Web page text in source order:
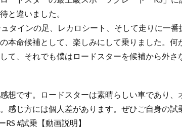
と違いました。
タインの足、レカロシート、そして走りに一
の本命候補として、楽しみにして乗りました。
て、それでも僕はロードスターを候補から外さ
想です。ロードスターは素晴らしい車であり、
感じ方には個人差があります。ぜひご自身の
#試乗【動画説明】